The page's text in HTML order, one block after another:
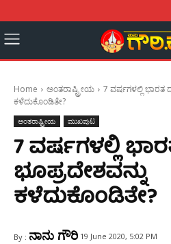
Home ಅಂತರಾಷ್ಟ್ರೀಯ
7 ವರ್ಷಗಳಲ್ಲಿ ಭಾರತ
ಕಳೆದುಕೊಂಡಿತೇ?
ಅಂತರಾಷ್ಟ್ರೀಯ ಮುಖಪುಟ
7 ವರ್ಷಗಳಲ್ಲಿ
ಭೂಪ್ರದೇಶವನ್ನು
ಕಳೆದುಕೊಂಡಿತೇ?
By : ನಾನು ಗೌರಿ 19 June 2020, 5:02 PM